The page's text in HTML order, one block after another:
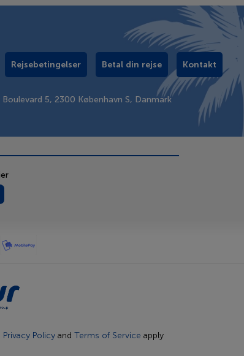
Rejsebetingelser Betal din rejse Kontakt
5, 2300 København S, Danmark
Privacy Policy and Terms of Service apply